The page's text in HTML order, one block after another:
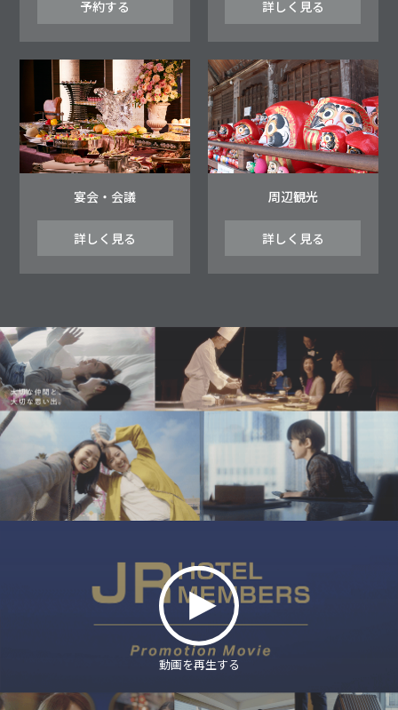
予約する 詳しく見る
宴会・会議
詳しく見る
周辺観光
詳しく見る
動画を再生する